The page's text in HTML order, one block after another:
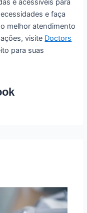
e acessíveis para
e faça
melhor atendimento
visite Doctors
para suas